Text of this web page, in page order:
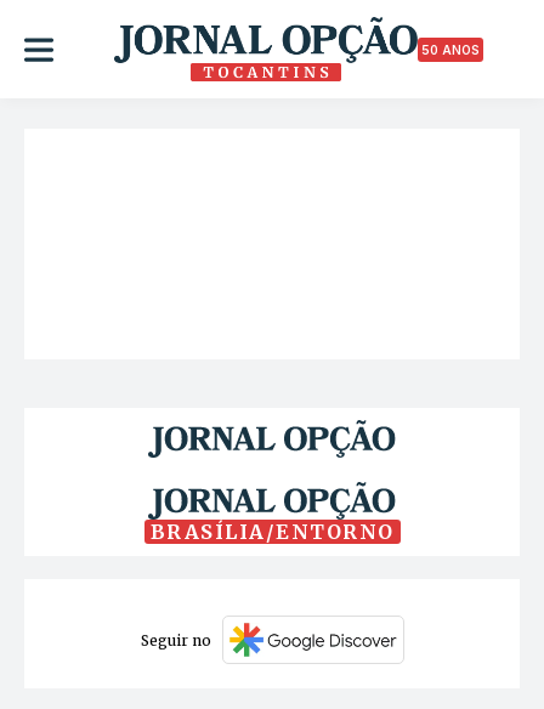
50 ANOS
BRASÍLIA/ENTORNO
Seguir no